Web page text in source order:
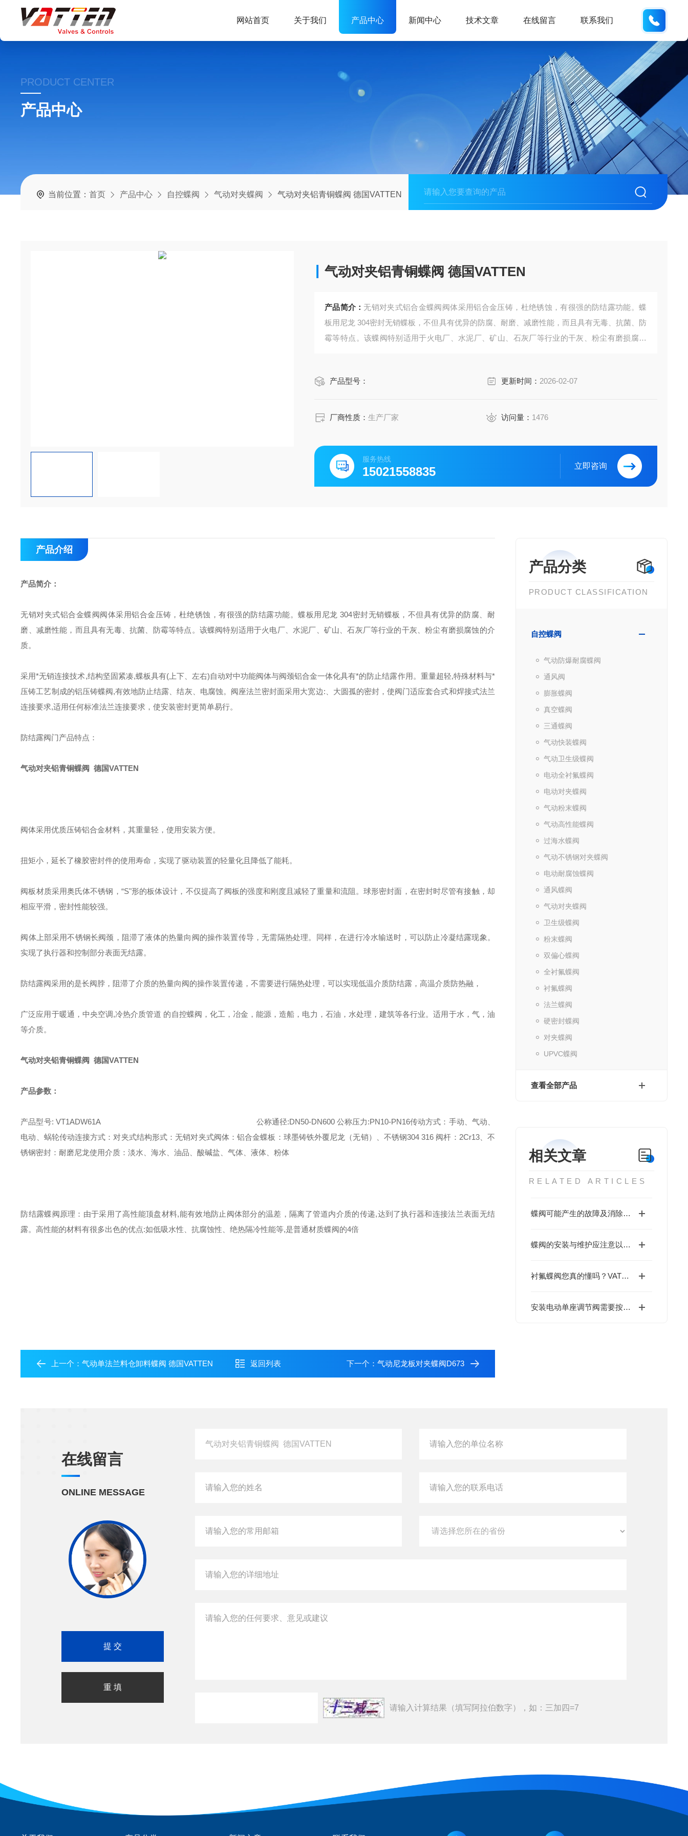
网站首页 关于我们 产品中心 新闻中心 技术文章 在线留言 联系我们
PRODUCT CENTER
产品中心
当前位置：首页 产品中心 自控蝶阀 气动对夹蝶阀 气动对夹铝青铜蝶阀 德国VATTEN
气动对夹铝青铜蝶阀 德国VATTEN
产品简介： 无销对夹式铝合金蝶阀阀体采用铝合金压铸，杜绝锈蚀，有很强的防结露功能。蝶
板用尼龙 304密封无销蝶板，不但具有优异的防腐、耐磨、减磨性能，而且具有无毒、抗菌、防
霉等特点。该蝶阀特别适用于火电厂、水泥厂、矿山、石灰厂等行业的干灰、粉尘有磨损腐蚀
产品型号：
更新时间： 2026-02-07
厂商性质：生产厂家 访问量： 1476
服务热线
15021558835 立即咨询
产品分类
PRODUCT CLASSIFICATION
自控蝶阀
气动防爆耐腐蝶阀
通风阀
膨胀蝶阀
真空蝶阀
三通蝶阀
气动快装蝶阀
气动卫生级蝶阀
电动全衬氟蝶阀
电动对夹蝶阀
气动粉末蝶阀
气动高性能蝶阀
过海水蝶阀
气动不锈钢对夹蝶阀
电动耐腐蚀蝶阀
通风蝶阀
气动对夹蝶阀
卫生级蝶阀
粉末蝶阀
双偏心蝶阀
全衬氟蝶阀
衬氟蝶阀
法兰蝶阀
硬密封蝶阀
对夹蝶阀
UPVC蝶阀
查看全部产品
相关文章
RELATED ARTICLES
蝶阀可能产生的故障及消除方法 气动电动对夹软密封蝶阀
蝶阀的安装与维护应注意以下事项D671X-10
衬氟蝶阀您真的懂吗？VATTEN带您认识衬氟蝶阀。
安装电动单座调节阀需要按照以下步骤进行
产品介绍
产品简介：
无销对夹式铝合金蝶阀阀体采用铝合金压铸，杜绝锈蚀，有很强的防结露功能。蝶板用尼龙 304密封无销蝶板，不但具有优异的防腐、耐
磨、减磨性能，而且具有无毒、抗菌、防霉等特点。该蝶阀特别适用于火电厂、水泥厂、矿山、石灰厂等行业的干灰、粉尘有磨损腐蚀的介
质。
采用*无销连接技术,结构坚固紧凑,蝶板具有(上下、左右)自动对中功能阀体与阀颈铝合金一体化具有*的防止结露作用。重量超轻,特殊材料与*
压铸工艺制成的铝压铸蝶阀,有效地防止结露、结灰、电腐蚀。 阀座法兰密封面采用大宽边: 、大圆孤的密封，使阀门适应套合式和焊接式法兰
连接要求,适用任何标准法兰连接要求，使安装密封更简单易行。
防结露阀门产品特点：
气动对夹铝青铜蝶阀 德国VATTEN
阀体采用优质压铸铝合金材料，其重量轻，使用安装方便。
扭矩小，延长了橡胶密封件的使用寿命，实现了驱动装置的轻量化且降低了能耗。
阀板材质采用奥氏体不锈钢，“S"形的板体设计，不仅提高了阀板的强度和刚度且减轻了重量和流阻。球形密封面，在密封时尽管有接触，却
相应平滑，密封性能较强。
阀体上部采用不锈钢长阀颈，阻滞了液体的热量向阀的操作装置传导，无需隔热处理。同样，在进行冷水输送时，可以防止冷凝结露现象。
实现了执行器和控制部分表面无结露。
防结露阀采用的是长阀脖，阻滞了介质的热量向阀的操作装置传递，不需要进行隔热处理，可以实现低温介质防结露，高温介质防热融，
广泛应用于暖通，中央空调,冷热介质管道 的自控蝶阀，化工，冶金，能源，造船，电力，石油，水处理，建筑等各行业。适用于水，气，油
等介质。
气动对夹铝青铜蝶阀 德国VATTEN
产品参数：
产品型号: VT1ADW61A 公称通径:DN50-DN600 公称压力:PN10-PN16传动方式：手动、气动、
电动、蜗轮传动连接方式：对夹式结构形式：无销对夹式阀体：铝合金蝶板：球墨铸铁外覆尼龙（无销）、不锈钢304 316 阀杆： 2Cr13、不
锈钢密封：耐磨尼龙使用介质：淡水、海水、油品、酸碱盐、气体、液体、粉体
防结露蝶阀原理： 由于采用了高性能顶盘材料,能有效地防止阀体部分的温差，隔离了管道内介质的传递,达到了执行器和连接法兰表面无结
露。高性能的材料有很多出色的优点:如低吸水性、抗腐蚀性、绝热隔冷性能等,是普通材质蝶阀的4倍
上一个：气动单法兰料仓卸料蝶阀 德国VATTEN 返回列表 下一个： 气动尼龙板对夹蝶阀D673
在线留言
ONLINE MESSAGE
请输入计算结果（填写阿拉伯数字），如：三加四=7